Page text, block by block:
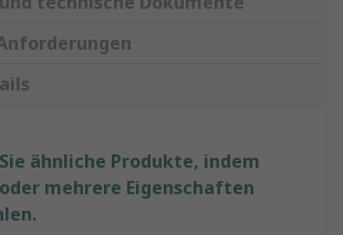
ähnliche Produkte, indem
mehrere Eigenschaften